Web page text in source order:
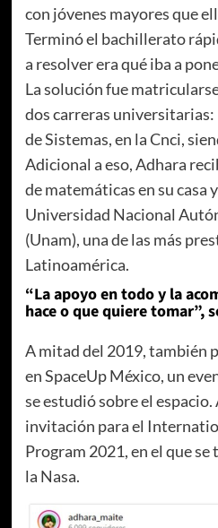
con jóvenes mayores que
Terminó el bachillerato
a resolver era qué iba a
La solución fue
dos carreras
de Sistemas, en la Cnci,
Adicional a eso, Adhara
de matemáticas en su casa
Universidad Nacional
(Unam), una de las más
Latinoamérica.
“La apoyo en todo y la
hace o que quiere tomar”,
A mitad del 2019, también
en SpaceUp México, un
se estudió sobre el
invitación para el
Program 2021, en el que
la Nasa.